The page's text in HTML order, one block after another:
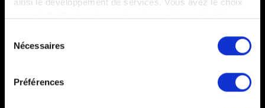
quant à l'utilisation de vos données et à leurs finalités.
tout moment en consultant la Déclaration relative aux
cookies ou en cliquant sur l'icône de confidentialité.
Si vous le permettez, nous aimerions également :
Nécessaires
Préférences
Narration et dialogues en anglais uniquement